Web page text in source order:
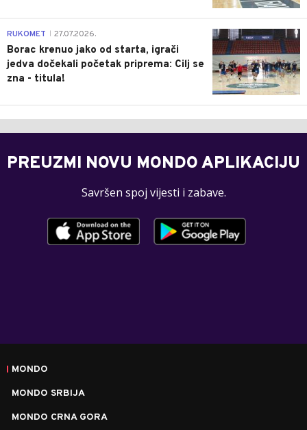
0
RUKOMET 27.07.2026.
Borac krenuo jako od starta, igrači
jedva dočekali početak priprema: Cilj se
zna - titula!
PREUZMI NOVU MONDO APLIKACIJU
Savršen spoj vijesti i zabave.
MONDO
MONDO SRBIJA
MONDO CRNA GORA